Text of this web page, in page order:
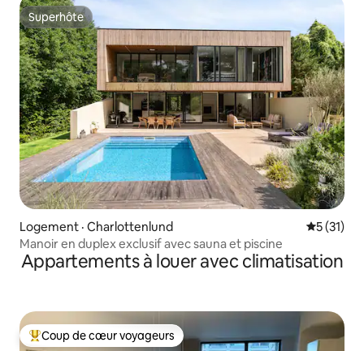
Superhôte
Superhôte
Logement · Charlottenlund Note
5 (31)
Manoir en duplex exclusif avec sauna et piscine
Appartements à louer avec climatisation
Coup de cœur voyageurs parmi les plus aimés
Coup de cœur voyageurs